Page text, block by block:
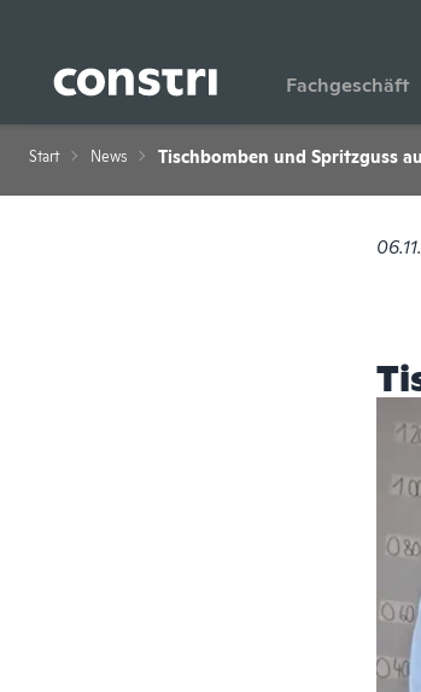
Fachgeschäft
Start News Tischbomben und Spritzguss